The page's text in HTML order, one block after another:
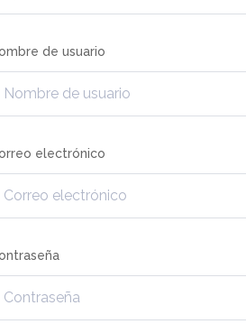
de usuario
electrónico